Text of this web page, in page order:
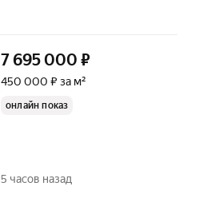
7 695 000 ₽
450 000 ₽ за м²
онлайн показ
5 часов назад